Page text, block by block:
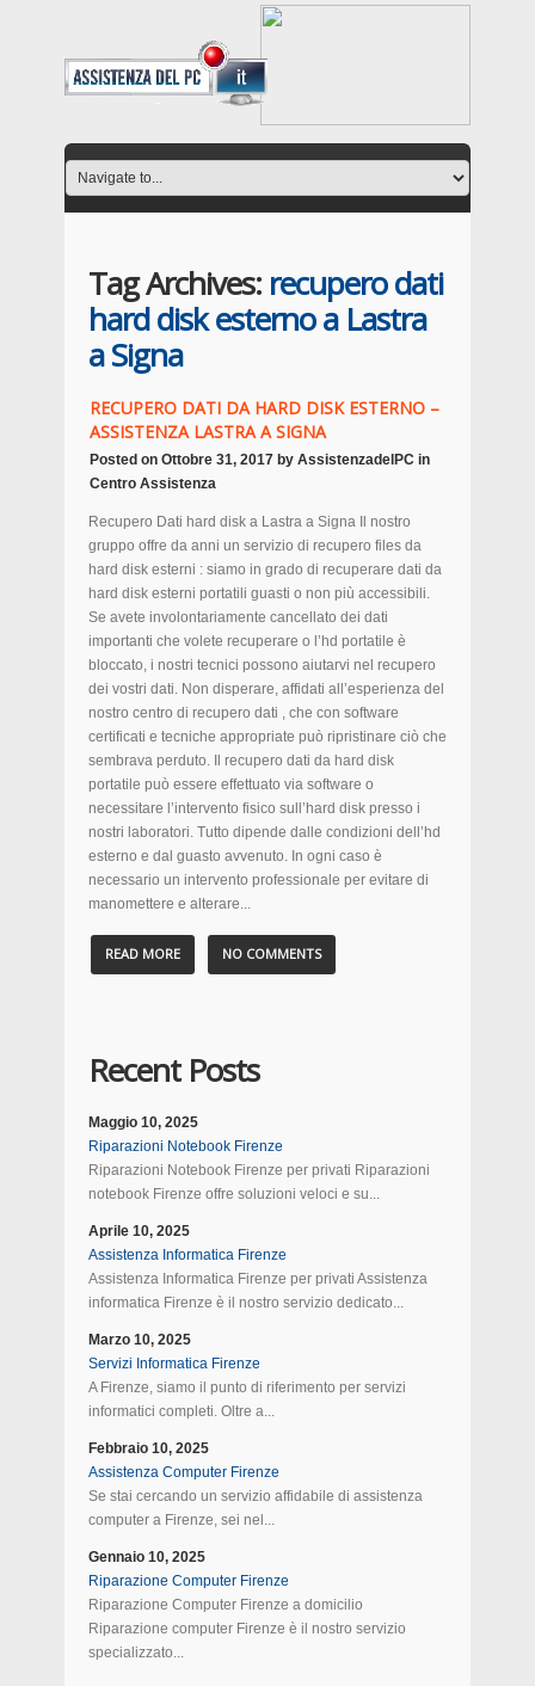
Tag Archives: recupero dati
hard disk esterno a Lastra
a Signa
RECUPERO DATI DA HARD DISK ESTERNO –
ASSISTENZA LASTRA A SIGNA
Posted on Ottobre 31, 2017 by AssistenzadelPC in
Centro Assistenza
Recupero Dati hard disk a Lastra a Signa Il nostro
gruppo offre da anni un servizio di recupero files da
hard disk esterni : siamo in grado di recuperare dati da
hard disk esterni portatili guasti o non più accessibili.
Se avete involontariamente cancellato dei dati
importanti che volete recuperare o l’hd portatile è
bloccato, i nostri tecnici possono aiutarvi nel recupero
dei vostri dati. Non disperare, affidati all’esperienza del
nostro centro di recupero dati , che con software
certificati e tecniche appropriate può ripristinare ciò che
sembrava perduto. Il recupero dati da hard disk
portatile può essere effettuato via software o
necessitare l’intervento fisico sull’hard disk presso i
nostri laboratori. Tutto dipende dalle condizioni dell’hd
esterno e dal guasto avvenuto. In ogni caso è
necessario un intervento professionale per evitare di
manomettere e alterare...
READ MORE NO COMMENTS
Recent Posts
Maggio 10, 2025
Riparazioni Notebook Firenze
Riparazioni Notebook Firenze per privati Riparazioni
notebook Firenze offre soluzioni veloci e su...
Aprile 10, 2025
Assistenza Informatica Firenze
Assistenza Informatica Firenze per privati Assistenza
informatica Firenze è il nostro servizio dedicato...
Marzo 10, 2025
Servizi Informatica Firenze
A Firenze, siamo il punto di riferimento per servizi
informatici completi. Oltre a...
Febbraio 10, 2025
Assistenza Computer Firenze
Se stai cercando un servizio affidabile di assistenza
computer a Firenze, sei nel...
Gennaio 10, 2025
Riparazione Computer Firenze
Riparazione Computer Firenze a domicilio
Riparazione computer Firenze è il nostro servizio
specializzato...